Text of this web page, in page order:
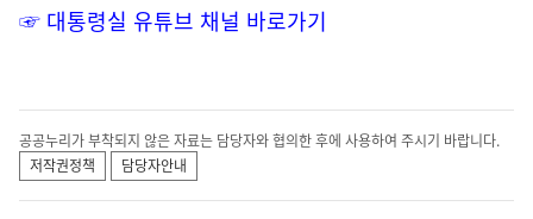
☞ 대통령실 유튜브 채널 바로가기
공공누리가 부착되지 않은 자료는 담당자와 협의한 후에 사용하여 주시기 바랍니다.
저작권정책
담당자안내